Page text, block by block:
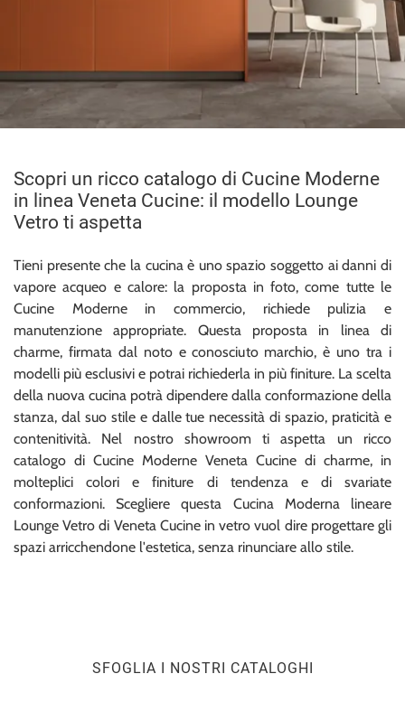
Scopri un ricco catalogo di Cucine Moderne
in linea Veneta Cucine: il modello Lounge
Vetro ti aspetta
Tieni presente che la cucina è uno spazio soggetto ai danni di
vapore acqueo e calore: la proposta in foto, come tutte le
Cucine Moderne in commercio, richiede pulizia e
manutenzione appropriate. Questa proposta in linea di
charme, firmata dal noto e conosciuto marchio, è uno tra i
modelli più esclusivi e potrai richiederla in più finiture. La scelta
della nuova cucina potrà dipendere dalla conformazione della
stanza, dal suo stile e dalle tue necessità di spazio, praticità e
contenitività. Nel nostro showroom ti aspetta un ricco
catalogo di Cucine Moderne Veneta Cucine di charme, in
molteplici colori e finiture di tendenza e di svariate
conformazioni. Scegliere questa Cucina Moderna lineare
Lounge Vetro di Veneta Cucine in vetro vuol dire progettare gli
spazi arricchendone l'estetica, senza rinunciare allo stile.
SFOGLIA I NOSTRI CATALOGHI